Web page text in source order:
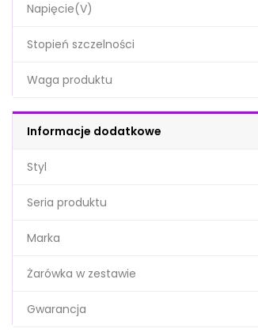
Napięcie(V)
Stopień szczelności
Waga produktu
Informacje dodatkowe
Styl
Seria produktu
Marka
Żarówka w zestawie
Gwarancja